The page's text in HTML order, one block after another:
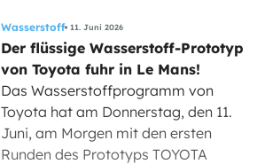
Wasserstoff 11. Juni 2026
Der flüssige Wasserstoff-Prototyp
von Toyota fuhr in Le Mans!
Das Wasserstoffprogramm von
Toyota hat am Donnerstag, den 11.
Juni, am Morgen mit den ersten
Runden des Prototyps TOYOTA